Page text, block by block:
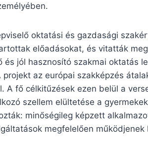
oktatási és gazdasági
előadásokat, és vitatták
jól hasznosító szakmai oktatás
az európai szakképzés
A fő célkitűzések ezen belül a
szellem elültetése a
minőségileg képzett
megfelelően működjenek